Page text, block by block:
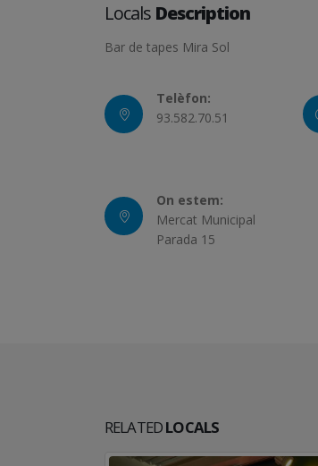
Locals Description
Bar de tapes Mira Sol
Telèfon:
93.582.70.51
On estem:
Mercat Municipal
Parada 15
RELATEDLOCALS